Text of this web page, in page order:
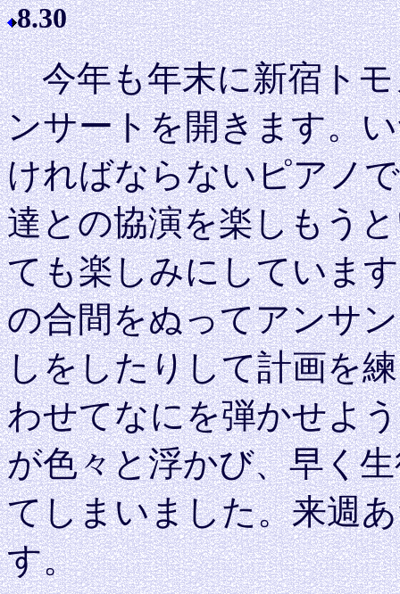
8.30
今年も年末に新宿トモ
ンサートを開きます。
ければならないピアノ
達との協演を楽しもう
ても楽しみにしていま
の合間をぬってアンサ
しをしたりして計画を
わせてなにを弾かせよ
が色々と浮かび、早く
てしまいました。来週
す。